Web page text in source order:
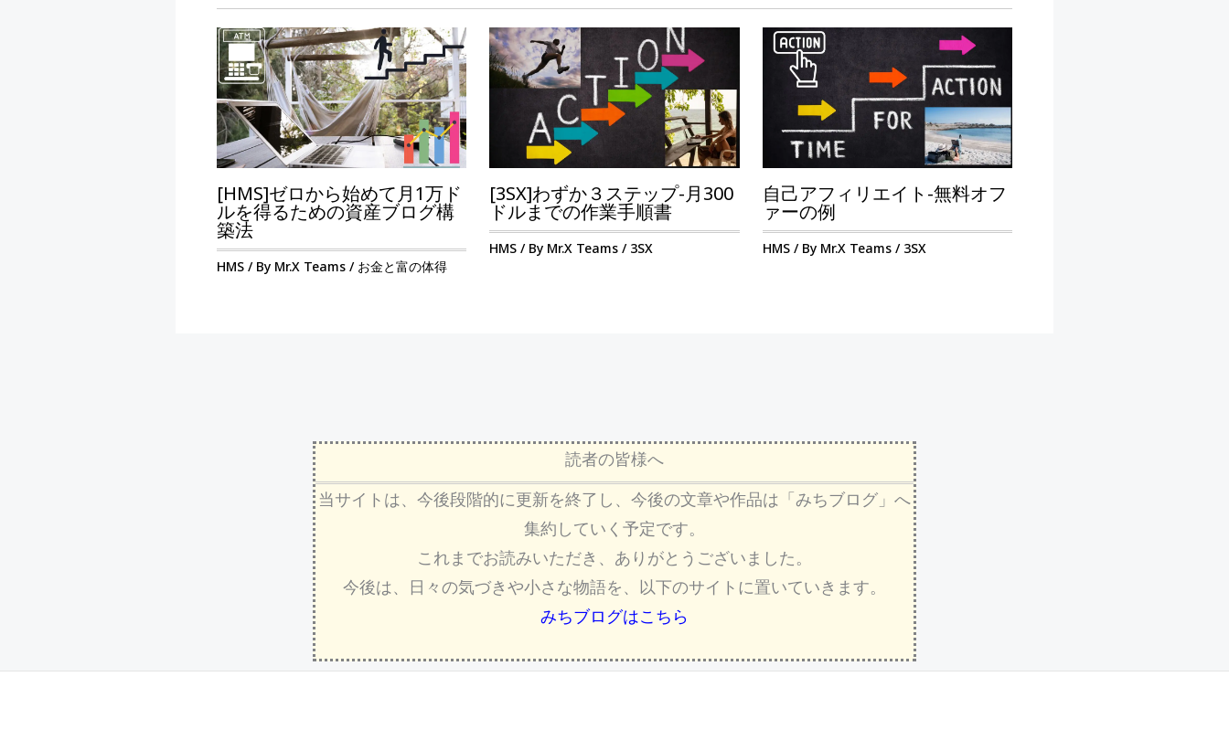
[HMS]ゼロから始めて月1万ド
ルを得るための資産ブログ構
築法
HMS / By Mr.X Teams / お金と富の体得
[3SX]わずか３ステップ-月300
ドルまでの作業手順書
HMS / By Mr.X Teams/ 3SX
自己アフィリエイト-無料オフ
ァーの例
HMS/ By Mr.X Teams / 3SX
読者の皆様へ
当サイトは、今後段階的に更新を終了し、今後の文章や作品は「みちブログ」へ
集約していく予定です。
これまでお読みいただき、ありがとうございました。
今後は、日々の気づきや小さな物語を、以下のサイトに置いていきます。
みちブログはこちら